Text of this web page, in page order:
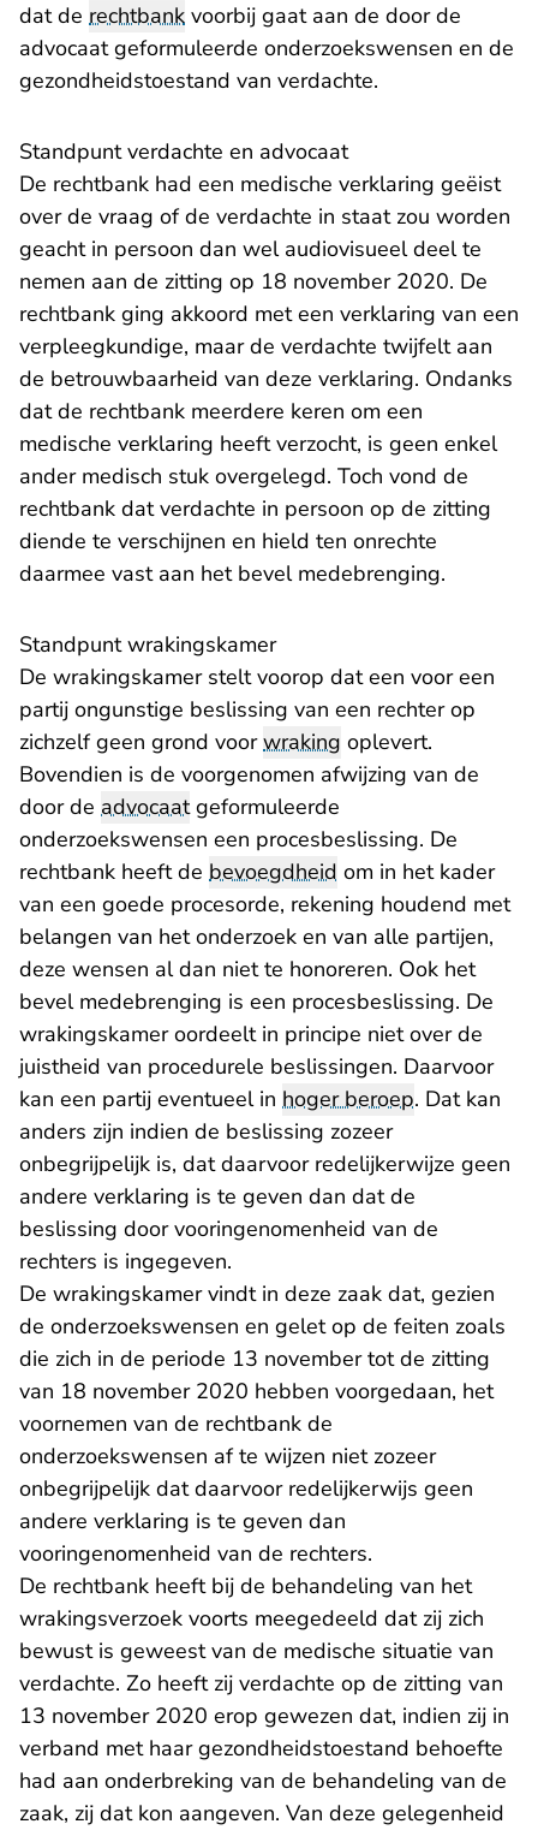
dat de rechtbank voorbij gaat aan de door de
advocaat geformuleerde onderzoekswensen en de
gezondheidstoestand van verdachte.
Standpunt verdachte en advocaat
De rechtbank had een medische verklaring geëist
over de vraag of de verdachte in staat zou worden
geacht in persoon dan wel audiovisueel deel te
nemen aan de zitting op 18 november 2020. De
rechtbank ging akkoord met een verklaring van een
verpleegkundige, maar de verdachte twijfelt aan
de betrouwbaarheid van deze verklaring. Ondanks
dat de rechtbank meerdere keren om een
medische verklaring heeft verzocht, is geen enkel
ander medisch stuk overgelegd. Toch vond de
rechtbank dat verdachte in persoon op de zitting
diende te verschijnen en hield ten onrechte
daarmee vast aan het bevel medebrenging.
Standpunt wrakingskamer
De wrakingskamer stelt voorop dat een voor een
partij ongunstige beslissing van een rechter op
zichzelf geen grond voorwraking oplevert.
Bovendien is de voorgenomen afwijzing van de
door de advocaatgeformuleerde
onderzoekswensen een procesbeslissing. De
rechtbank heeft de bevoegdheid om in het kader
van een goede procesorde, rekening houdend met
belangen van het onderzoek en van alle partijen,
deze wensen al dan niet te honoreren. Ook het
bevel medebrenging is een procesbeslissing. De
wrakingskamer oordeelt in principe niet over de
juistheid van procedurele beslissingen. Daarvoor
kan een partij eventueel in hoger beroep. Dat kan
anders zijn indien de beslissing zozeer
onbegrijpelijk is, dat daarvoor redelijkerwijze geen
andere verklaring is te geven dan dat de
beslissing door vooringenomenheid van de
rechters is ingegeven.
De wrakingskamer vindt in deze zaak dat, gezien
de onderzoekswensen en gelet op de feiten zoals
die zich in de periode 13 november tot de zitting
van 18 november 2020 hebben voorgedaan, het
voornemen van de rechtbank de
onderzoekswensen af te wijzen niet zozeer
onbegrijpelijk dat daarvoor redelijkerwijs geen
andere verklaring is te geven dan
vooringenomenheid van de rechters.
De rechtbank heeft bij de behandeling van het
wrakingsverzoek voorts meegedeeld dat zij zich
bewust is geweest van de medische situatie van
verdachte. Zo heeft zij verdachte op de zitting van
13 november 2020 erop gewezen dat, indien zij in
verband met haar gezondheidstoestand behoefte
had aan onderbreking van de behandeling van de
zaak, zij dat kon aangeven. Van deze gelegenheid